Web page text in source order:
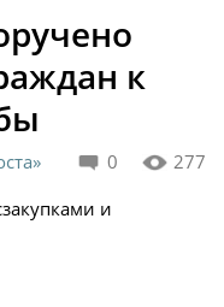
к
0 277
и